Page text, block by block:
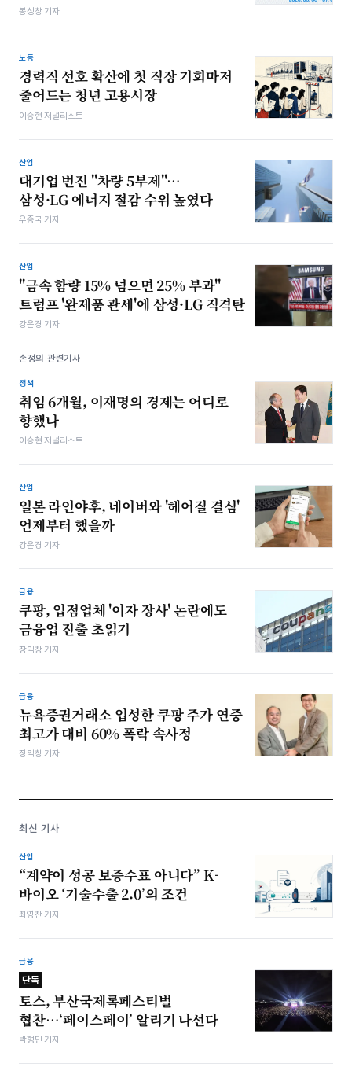
봉성창 기자
노동
경력직 선호 확산에 첫 직장 기회마저
줄어드는 청년 고용시장
이승현 저널리스트
산업
대기업 번진 "차량 5부제"…
삼성·LG 에너지 절감 수위 높였다
우종국 기자
산업
"금속 함량 15% 넘으면 25% 부과"
트럼프 '완제품 관세'에 삼성·LG 직격탄
강은경 기자
손정의 관련기사
정책
취임 6개월, 이재명의 경제는 어디로
향했나
이승현 저널리스트
산업
일본 라인야후, 네이버와 '헤어질 결심'
언제부터 했을까
강은경 기자
금융
쿠팡, 입점업체 '이자 장사' 논란에도
금융업 진출 초읽기
장익창 기자
금융
뉴욕증권거래소 입성한 쿠팡 주가 연중
최고가 대비 60% 폭락 속사정
장익창 기자
최신 기사
산업
“계약이 성공 보증수표 아니다” K-
바이오 ‘기술수출 2.0’의 조건
최영찬 기자
금융
단독
토스, 부산국제록페스티벌
협찬…‘페이스페이’ 알리기 나선다
박형민 기자